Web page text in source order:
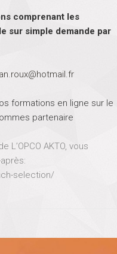
comprenant les
sur simple demande par
formations en ligne sur le
partenaire
AKTO, vous
selection/